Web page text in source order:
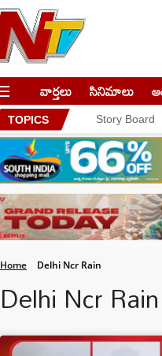
వార్తలు సినిమాలు
TOPICS Story Board
Home Delhi Ncr Rain
Delhi Ncr